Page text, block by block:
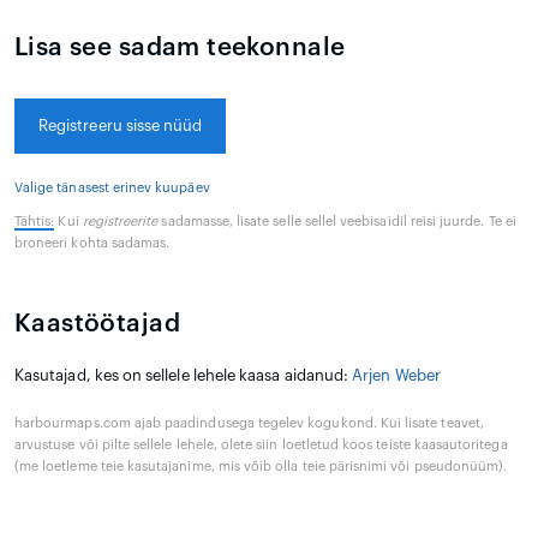
Lisa see sadam teekonnale
Registreeru sisse nüüd
Valige tänasest erinev kuupäev
Tähtis: Kui registreeritesadamasse, lisate selle sellel veebisaidil reisi juurde. Te ei
broneeri kohta sadamas.
Kaastöötajad
Kasutajad, kes on sellele lehele kaasa aidanud: Arjen Weber
harbourmaps.com ajab paadindusega tegelev kogukond. Kui lisate teavet,
arvustuse või pilte sellele lehele, olete siin loetletud koos teiste kaasautoritega
(me loetleme teie kasutajanime, mis võib olla teie pärisnimi või pseudonüüm).